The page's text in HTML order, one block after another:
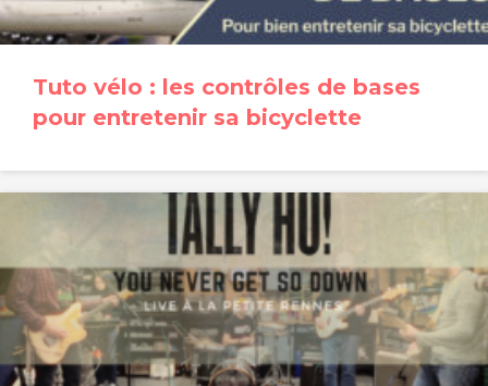
Tuto vélo : les contrôles de bases
pour entretenir sa bicyclette